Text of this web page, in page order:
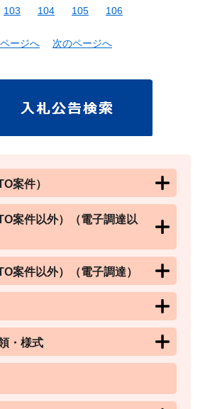
103 104 105 106
ージへ 次のページへ
案件）
案件以外）（電子調達以
案件以外）（電子調達）
・様式